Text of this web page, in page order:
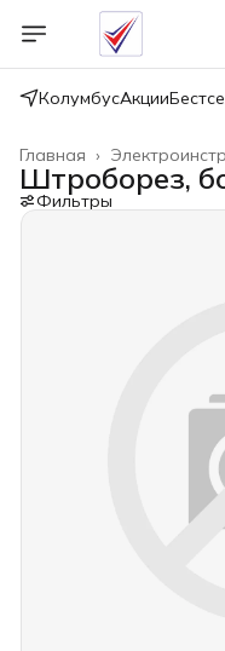
КолумбусАкции
Главная ›
Штроборез,
Фильтры